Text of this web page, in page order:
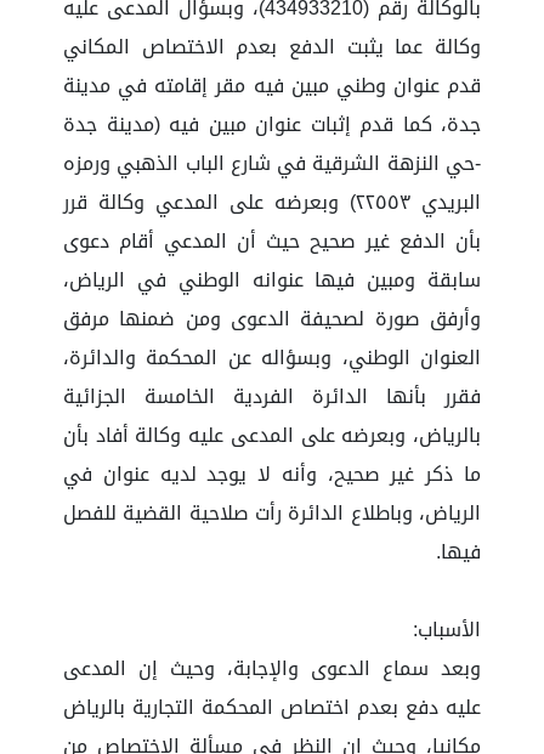
بالوكالة رقم (434933210)، وبسؤال المدعى عليه
وكالة عما يثبت الدفع بعدم الاختصاص المكاني
قدم عنوان وطني مبين فيه مقر إقامته في مدينة
جدة، كما قدم إثبات عنوان مبين فيه (مدينة جدة
-حي النزهة الشرقية في شارع الباب الذهبي ورمزه
البريدي ٢٢٥٥٣) وبعرضه على المدعي وكالة قرر
بأن الدفع غير صحيح حيث أن المدعي أقام دعوى
سابقة ومبين فيها عنوانه الوطني في الرياض،
وأرفق صورة لصحيفة الدعوى ومن ضمنها مرفق
العنوان الوطني، وبسؤاله عن المحكمة والدائرة،
فقرر بأنها الدائرة الفردية الخامسة الجزائية
بالرياض، وبعرضه على المدعى عليه وكالة أفاد بأن
ما ذكر غير صحيح، وأنه لا يوجد لديه عنوان في
الرياض، وباطلاع الدائرة رأت صلاحية القضية للفصل
فيها.
الأسباب:
وبعد سماع الدعوى والإجابة، وحيث إن المدعى
عليه دفع بعدم اختصاص المحكمة التجارية بالرياض
مكانيا، وحيث إن النظر في مسألة الاختصاص من